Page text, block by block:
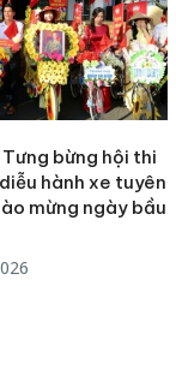
bừng hội thi
hành xe tuyên
mừng ngày bầu